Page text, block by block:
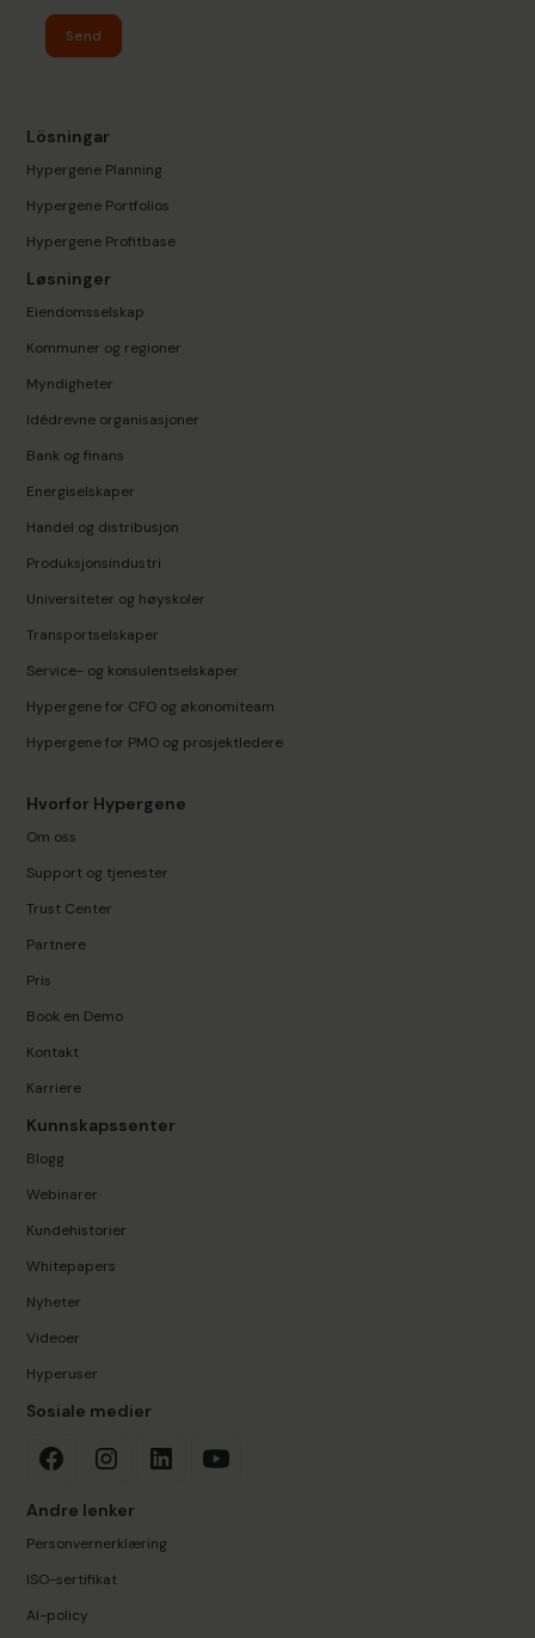
Send
Lösningar
Hypergene Planning
Hypergene Portfolios
Hypergene Profitbase
Løsninger
Eiendomsselskap
Kommuner og regioner
Myndigheter
Idédrevne organisasjoner
Bank og finans
Energiselskaper
Handel og distribusjon
Produksjonsindustri
Universiteter og høyskoler
Transportselskaper
Service- og konsulentselskaper
Hypergene for CFO og økonomiteam
Hypergene for PMO og prosjektledere
Hvorfor Hypergene
Om oss
Support og tjenester
Trust Center
Partnere
Pris
Book en Demo
Kontakt
Karriere
Kunnskapssenter
Blogg
Webinarer
Kundehistorier
Whitepapers
Nyheter
Videoer
Hyperuser
Sosiale medier
Andre lenker
Personvernerklæring
ISO-sertifikat
AI-policy